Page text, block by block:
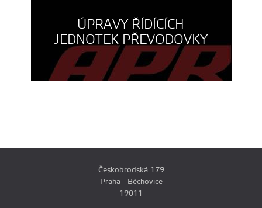
ÚPRAVY ŘÍDÍCÍCH
JEDNOTEK PŘEVODOVKY
Českobrodská 179
Praha - Běchovice
19011